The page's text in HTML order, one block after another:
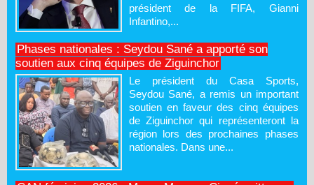
président de la FIFA, Gianni
Infantino,...
Phases nationales : Seydou Sané a apporté son
soutien aux cinq équipes de Ziguinchor
Le président du Casa Sports,
Seydou Sané, a remis un important
soutien en faveur des cinq équipes
de Ziguinchor qui représenteront la
région lors des prochaines phases
nationales. Dans une...